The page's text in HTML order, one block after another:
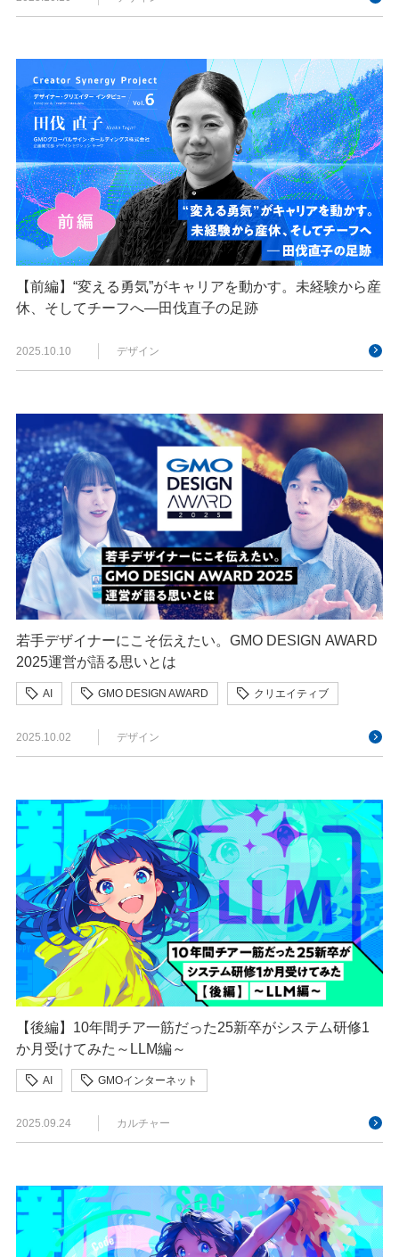
【前編】“変える勇気”がキャリアを動かす。未経験から産
休、そしてチーフへ—田伐直子の足跡
2025.10.10 デザイン
若手デザイナーにこそ伝えたい。GMO DESIGN AWARD
2025運営が語る思いとは
AI GMO DESIGN AWARD
クリエイティブ
2025.10.02
デザイン
【後編】10年間チア一筋だった25新卒がシステム研修1
か月受けてみた～LLM編～
AI
GMOインターネット
2025.09.24
カルチャー